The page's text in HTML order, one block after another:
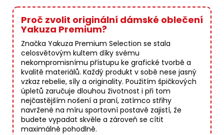
Proč zvolit originální dámské oblečení
Yakuza Premium?
Značka Yakuza Premium Selection se stala
celosvětovým kultem díky svému
nekompromisnímu přístupu ke grafické tvorbě a
kvalitě materiálů. Každý produkt v sobě nese jasný
vzkaz rebelie, síly a originality. Použitím špičkových
úpletů zaručuje dlouhou životnost i při tom
nejčastějším nošení a praní, zatímco střihy
navržené na míru sportovní postavě zajistí, že
budete vypadat skvěle a zároveň se cítit
maximálně pohodlně.